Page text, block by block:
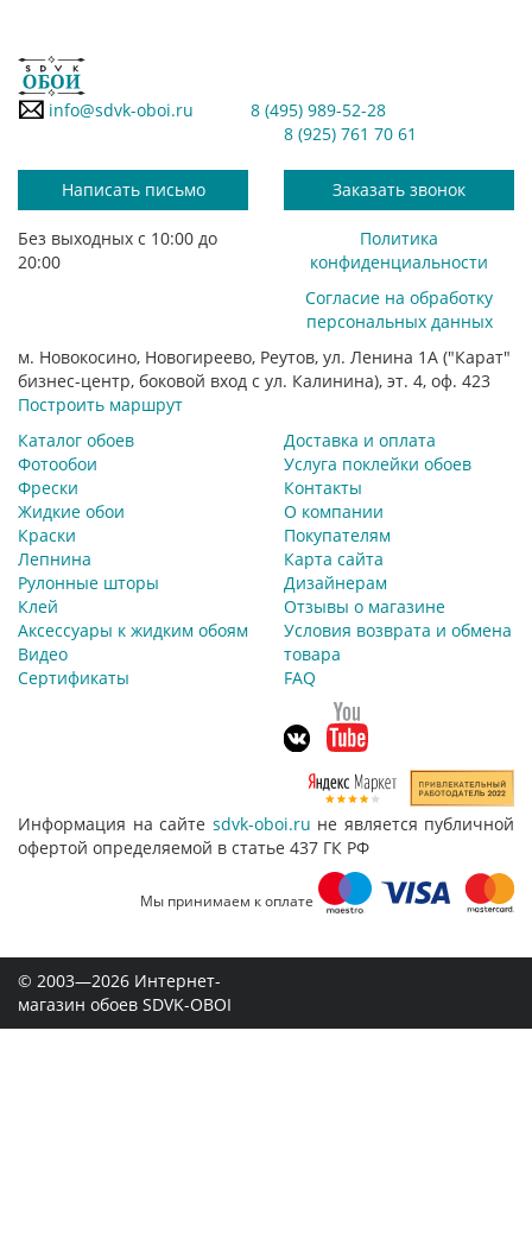
info@sdvk-oboi.ru
8 (495) 989-52-28
8 (925) 761 70 61
Написать письмо Заказать звонок
Без выходных с 10:00 до
20:00
Политика
конфиденциальности
Согласие на обработку
персональных данных
м. Новокосино, Новогиреево, Реутов, ул. Ленина 1А ("Карат"
бизнес-центр, боковой вход с ул. Калинина), эт. 4, оф. 423
Построить маршрут
Каталог обоев
Фотообои
Фрески
Жидкие обои
Краски
Лепнина
Рулонные шторы
Клей
Аксессуары к жидким обоям
Видео
Сертификаты
Доставка и оплата
Услуга поклейки обоев
Контакты
О компании
Покупателям
Карта сайта
Дизайнерам
Отзывы о магазине
Условия возврата и обмена
товара
FAQ
Информация на сайте sdvk-oboi.ru не является публичной
офертой определяемой в статье 437 ГК РФ
Мы принимаем к оплате
© 2003—2026 Интернет-
магазин обоев SDVK-OBOI